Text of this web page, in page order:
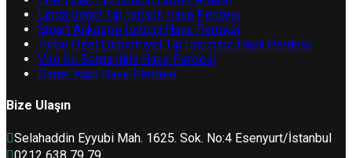
Linda Genel Tip Isıtıcılı Hava Perdesi
Smart Ankastre Isıtıcılı Hava Perdesi
Turbo Özel Endüstriyel Tip Isıtıcısız Hava Perdesi
Vito Su Serpantinli Hava Perdesi
Döner Kapı Hava Perdesi
Bize Ulaşın
Selahaddin Eyyubi Mah. 1625. Sok. No:4 Esenyurt/İstanbul